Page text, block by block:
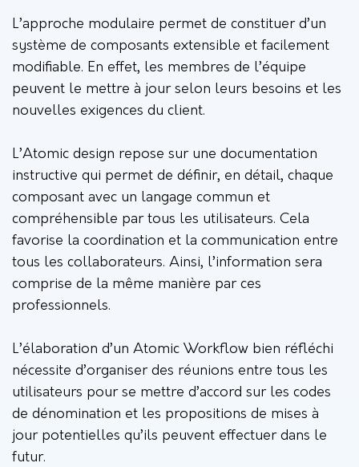
L’approche modulaire permet de constituer d’un
système de composants extensible et facilement
modifiable. En effet, les membres de l’équipe
peuvent le mettre à jour selon leurs besoins et les
nouvelles exigences du client.
L’Atomic design repose sur une documentation
instructive qui permet de définir, en détail, chaque
composant avec un langage commun et
compréhensible par tous les utilisateurs. Cela
favorise la coordination et la communication entre
tous les collaborateurs. Ainsi, l’information sera
comprise de la même manière par ces
professionnels.
L’élaboration d’un Atomic Workflow bien réfléchi
nécessite d’organiser des réunions entre tous les
utilisateurs pour se mettre d’accord sur les codes
de dénomination et les propositions de mises à
jour potentielles qu’ils peuvent effectuer dans le
futur.